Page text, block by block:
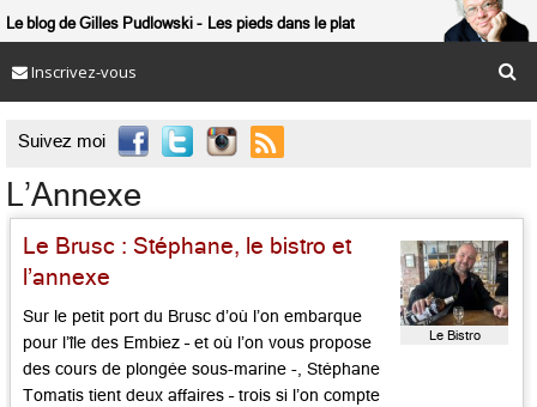
Le blog de Gilles Pudlowski Les pieds dans le plat
Inscrivez-vous
Suivez moi 
L’Annexe
Le Brusc : Stéphane, le bistro et
l’annexe
Sur le petit port du Brusc d’où l’on embarque
pour l’île des Embiez – et où l’on vous propose
des cours de plongée sous-marine -, Stéphane
Tomatis tient deux affaires – trois si l’on compte
Le Bistro